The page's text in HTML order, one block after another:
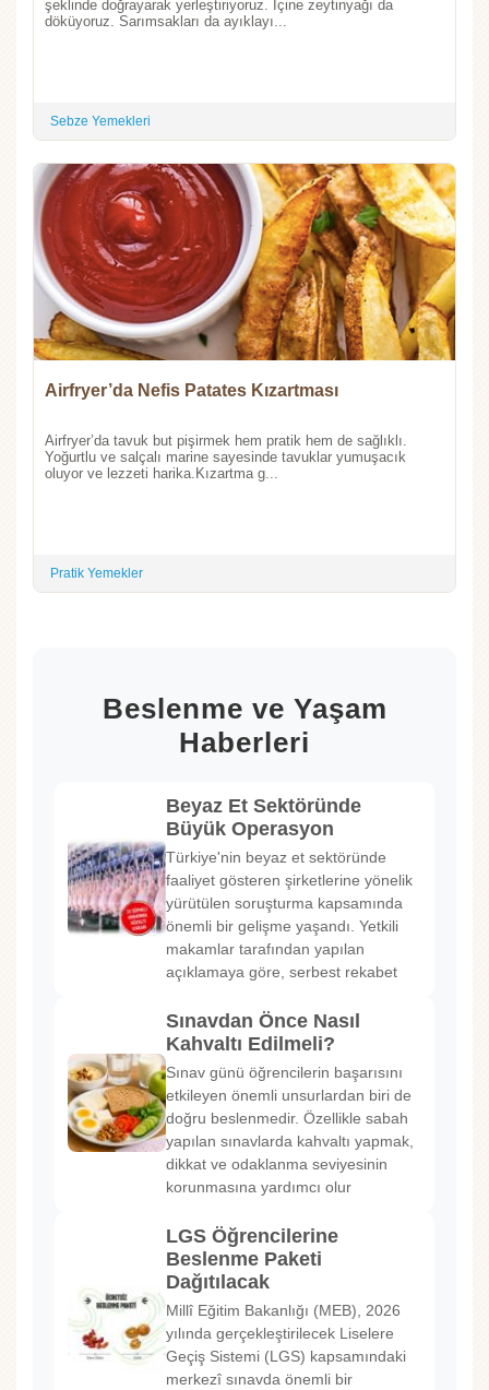
şeklinde doğrayarak yerleştiriyoruz. İçine zeytinyağı da
döküyoruz. Sarımsakları da ayıklayı...
Sebze Yemekleri
Airfryer’da Nefis Patates Kızartması
Airfryer’da tavuk but pişirmek hem pratik hem de sağlıklı.
Yoğurtlu ve salçalı marine sayesinde tavuklar yumuşacık
oluyor ve lezzeti harika.Kızartma g...
Pratik Yemekler
Beslenme ve Yaşam
Haberleri
Beyaz Et Sektöründe
Büyük Operasyon
Türkiye'nin beyaz et sektöründe
faaliyet gösteren şirketlerine yönelik
yürütülen soruşturma kapsamında
önemli bir gelişme yaşandı. Yetkili
makamlar tarafından yapılan
açıklamaya göre, serbest rekabet
Sınavdan Önce Nasıl
Kahvaltı Edilmeli?
Sınav günü öğrencilerin başarısını
etkileyen önemli unsurlardan biri de
doğru beslenmedir. Özellikle sabah
yapılan sınavlarda kahvaltı yapmak,
dikkat ve odaklanma seviyesinin
korunmasına yardımcı olur
LGS Öğrencilerine
Beslenme Paketi
Dağıtılacak
Millî Eğitim Bakanlığı (MEB), 2026
yılında gerçekleştirilecek Liselere
Geçiş Sistemi (LGS) kapsamındaki
merkezî sınavda önemli bir